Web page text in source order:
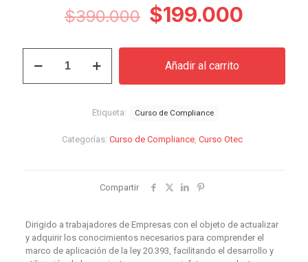
$390.000 El
original
era:
$199.000
actual
Añadir al carrito
Categorías: Curso de Compliance Curso Otec
Etiqueta: Curso de Compliance
Compartir
Dirigido a trabajadores de Empresas con el objeto de actualizar
y adquirir los conocimientos necesarios para comprender el
marco de aplicación de la ley 20.393, facilitando el desarrollo y